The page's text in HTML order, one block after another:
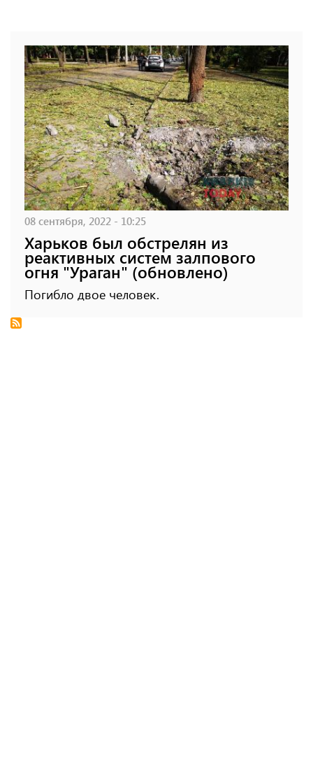
08 сентября, 2022 - 10:25
Харьков был обстрелян из
реактивных систем залпового
огня "Ураган" (обновлено)
Погибло двое человек.